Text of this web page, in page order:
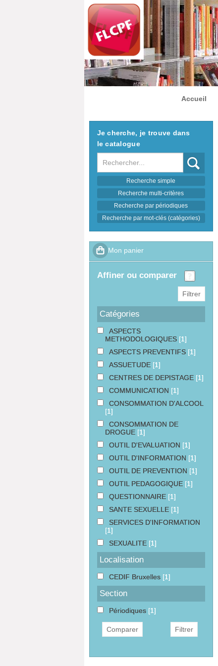
Accueil
Je cherche, je trouve dans
le catalogue
Recherche
Recherche simple
Recherche multi-critères
Recherche par périodiques
Recherche par mot-clés (catégories)
affiner ou comparer
Catégories
ASPECTS
METHODOLOGIQUES [1]
ASPECTS PREVENTIFS [1]
ASSUETUDE [1]
CENTRES DE DEPISTAGE [1]
COMMUNICATION [1]
CONSOMMATION D'ALCOOL
[1]
CONSOMMATION DE
DROGUE [1]
OUTIL D'EVALUATION [1]
OUTIL D'INFORMATION [1]
OUTIL DE PREVENTION [1]
OUTIL PEDAGOGIQUE [1]
QUESTIONNAIRE [1]
SANTE SEXUELLE [1]
SERVICES D'INFORMATION
[1]
SEXUALITE [1]
Localisation
CEDIF Bruxelles [1]
Section
Périodiques [1]